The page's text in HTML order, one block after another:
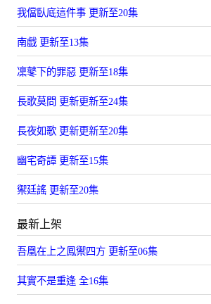
我儅臥底這件事 更新至20集
南戯 更新至13集
凜鼕下的罪惡 更新至18集
長歌莫問 更新更新至24集
長夜如歌 更新更新至20集
幽宅奇譚 更新至15集
禦廷謠 更新至20集
最新上架
吾凰在上之鳳禦四方 更新至06集
其實不是重逢 全16集